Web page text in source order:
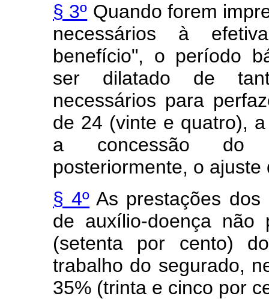
§ 3º Quando forem
necessários à
benefício", o período
ser dilatado de
necessários para
de 24 (vinte e quatro),
a concessão do
posteriormente, o ajuste
§ 4º As prestações
de auxílio-doença não
(setenta por cento)
trabalho do segurado,
35% (trinta e cinco por